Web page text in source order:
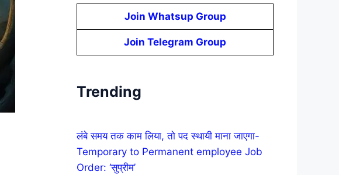
Join Whatsup Group
Join Telegram Group
Trending
लंबे समय तक काम लिया, तो पद स्थायी माना जाएगा-
Temporary to Permanent employee Job
Order: ‘सुप्रीम’